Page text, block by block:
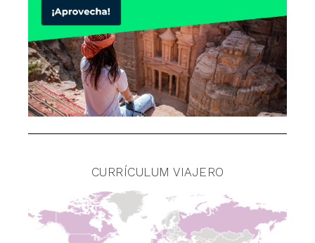
CURRÍCULUM VIAJERO